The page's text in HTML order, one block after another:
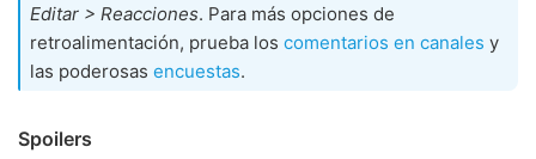
Editar > Reacciones. Para más opciones de
retroalimentación, prueba los comentarios en canales y
las poderosas encuestas.
Spoilers